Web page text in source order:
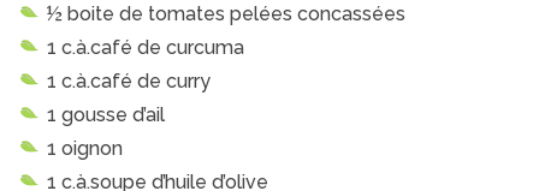
½ boite de tomates pelées concassées
1 c.à.café de curcuma
1 c.à.café de curry
1 gousse d’ail
1 oignon
1 c.à.soupe d’huile d’olive